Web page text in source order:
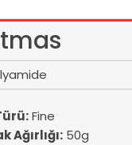
Fine
Ağırlığı: 50g